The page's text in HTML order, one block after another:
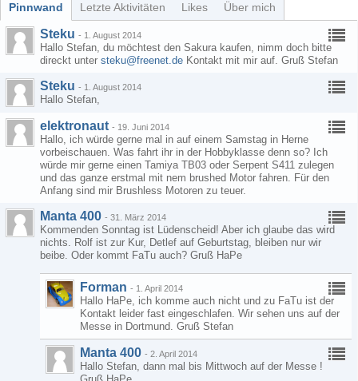
Pinnwand Letzte Aktivitäten Likes Über mich
Steku - 1. August 2014
Hallo Stefan, du möchtest den Sakura kaufen, nimm doch bitte
direckt unter steku@freenet.de Kontakt mit mir auf. Gruß Stefan
Steku - 1. August 2014
Hallo Stefan,
elektronaut - 19. Juni 2014
Hallo, ich würde gerne mal in auf einem Samstag in Herne
vorbeischauen. Was fahrt ihr in der Hobbyklasse denn so? Ich
würde mir gerne einen Tamiya TB03 oder Serpent S411 zulegen
und das ganze erstmal mit nem brushed Motor fahren. Für den
Anfang sind mir Brushless Motoren zu teuer.
Manta 400 - 31. März 2014
Kommenden Sonntag ist Lüdenscheid! Aber ich glaube das wird
nichts. Rolf ist zur Kur, Detlef auf Geburtstag, bleiben nur wir
beibe. Oder kommt FaTu auch? Gruß HaPe
Forman - 1. April 2014
Hallo HaPe, ich komme auch nicht und zu FaTu ist der
Kontakt leider fast eingeschlafen. Wir sehen uns auf der
Messe in Dortmund. Gruß Stefan
Manta 400 - 2. April 2014
Hallo Stefan, dann mal bis Mittwoch auf der Messe !